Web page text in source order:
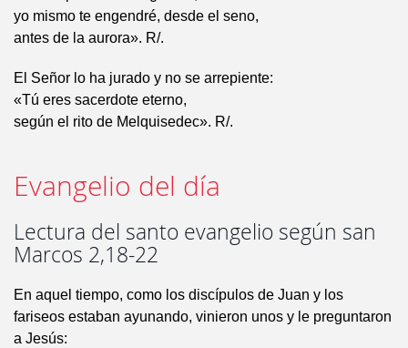
yo mismo te engendré, desde el seno,
antes de la aurora». R/.
El Señor lo ha jurado y no se arrepiente:
«Tú eres sacerdote eterno,
según el rito de Melquisedec». R/.
Evangelio del día
Lectura del santo evangelio según san
Marcos 2,18-22
En aquel tiempo, como los discípulos de Juan y los
fariseos estaban ayunando, vinieron unos y le preguntaron
a Jesús: